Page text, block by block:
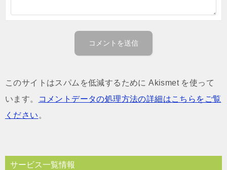
このサイトはスパムを低減するために Akismet を使って
います。
コメントデータの処理方法の詳細はこちらをご覧
ください 。
サービス一覧情報